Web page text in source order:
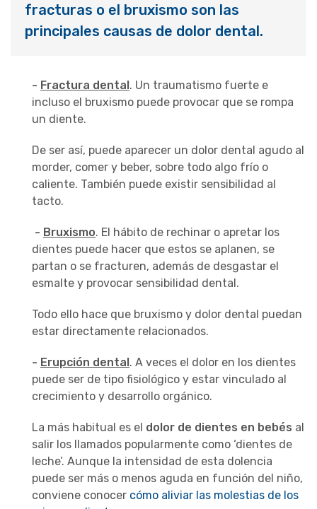
fracturas o el bruxismo son las
principales causas de dolor dental.
- Fractura dental. Un traumatismo fuerte e
incluso el bruxismo puede provocar que se rompa
un diente.
De ser así, puede aparecer un dolor dental agudo al
morder, comer y beber, sobre todo algo frío o
caliente. También puede existir sensibilidad al
tacto.
- Bruxismo. El hábito de rechinar o apretar los
dientes puede hacer que estos se aplanen, se
partan o se fracturen, además de desgastar el
esmalte y provocar sensibilidad dental.
Todo ello hace que bruxismo y dolor dental puedan
estar directamente relacionados.
- Erupción dental. A veces el dolor en los dientes
puede ser de tipo fisiológico y estar vinculado al
crecimiento y desarrollo orgánico.
La más habitual es el dolor de dientes en bebés al
salir los llamados popularmente como ‘dientes de
leche’. Aunque la intensidad de esta dolencia
puede ser más o menos aguda en función del niño,
conviene conocer cómo aliviar las molestias de los